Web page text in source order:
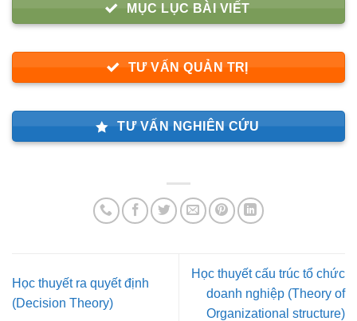
MỤC LỤC BÀI VIẾT
TƯ VẤN QUẢN TRỊ
TƯ VẤN NGHIÊN CỨU
Học thuyết ra quyết định
(Decision Theory)
Học thuyết cấu trúc tổ chức
doanh nghiệp (Theory of
Organizational structure)